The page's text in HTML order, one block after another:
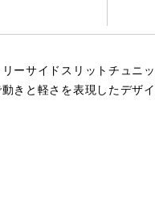
ーサイドスリットチュ
きと軽さを表現したデ